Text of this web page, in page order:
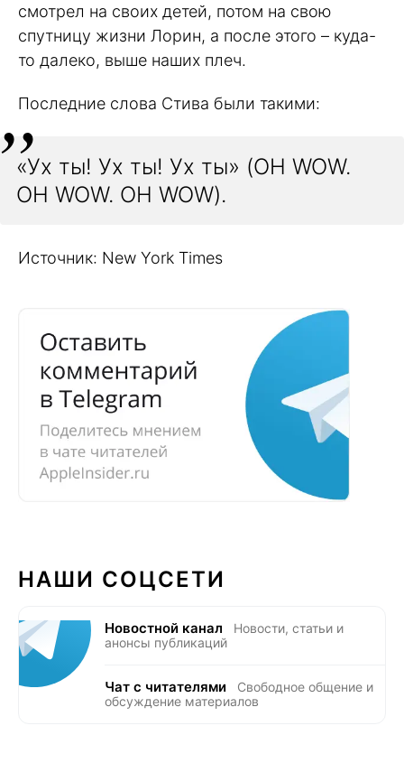
смотрел на своих детей, потом на свою
спутницу жизни Лорин, а после этого – куда-
то далеко, выше наших плеч.
Последние слова Стива были такими:
«Ух ты! Ух ты! Ух ты» (OH WOW.
OH WOW. OH WOW).
Источник: New York Times
НАШИ СОЦСЕТИ
Новостной канал
Новости, статьи и
анонсы публикаций
Чат с читателями
Свободное общение и
обсуждение материалов